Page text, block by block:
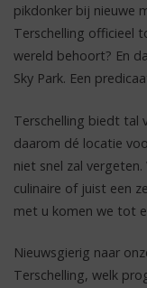
pikdonker bij nieuwe
Terschelling officieel
wereld behoort? En
Sky Park. Een
Terschelling biedt tal
daarom dé locatie
niet snel zal
culinaire of juist een
met u komen we tot
Nieuwsgierig naar
Terschelling, welk